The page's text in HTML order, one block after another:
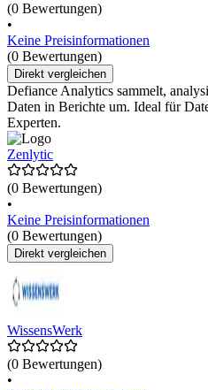
(0 Bewertungen)
•
Keine Preisinformationen
(0 Bewertungen)
Direkt vergleichen
Defiance Analytics sammelt,
Daten in Berichte um. Ideal für
Experten.
Zenlytic
(0 Bewertungen)
•
Keine Preisinformationen
(0 Bewertungen)
Direkt vergleichen
WissensWerk
(0 Bewertungen)
•